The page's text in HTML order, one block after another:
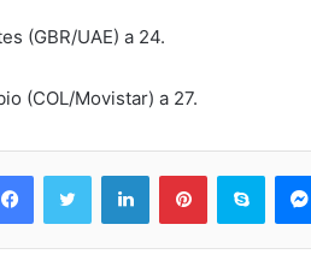
(GBR/UAE) a 24.
(COL/Movistar) a 27.
FacebookTwitter LinkedInPinterestSkype